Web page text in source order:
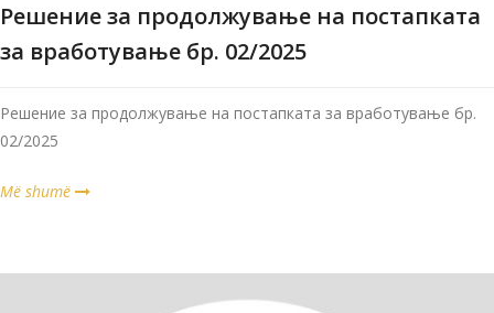
Решение за продолжување на постапката
за вработување бр. 02/2025
Решение за продолжување на постапката за вработување бр.
02/2025
Më shumë